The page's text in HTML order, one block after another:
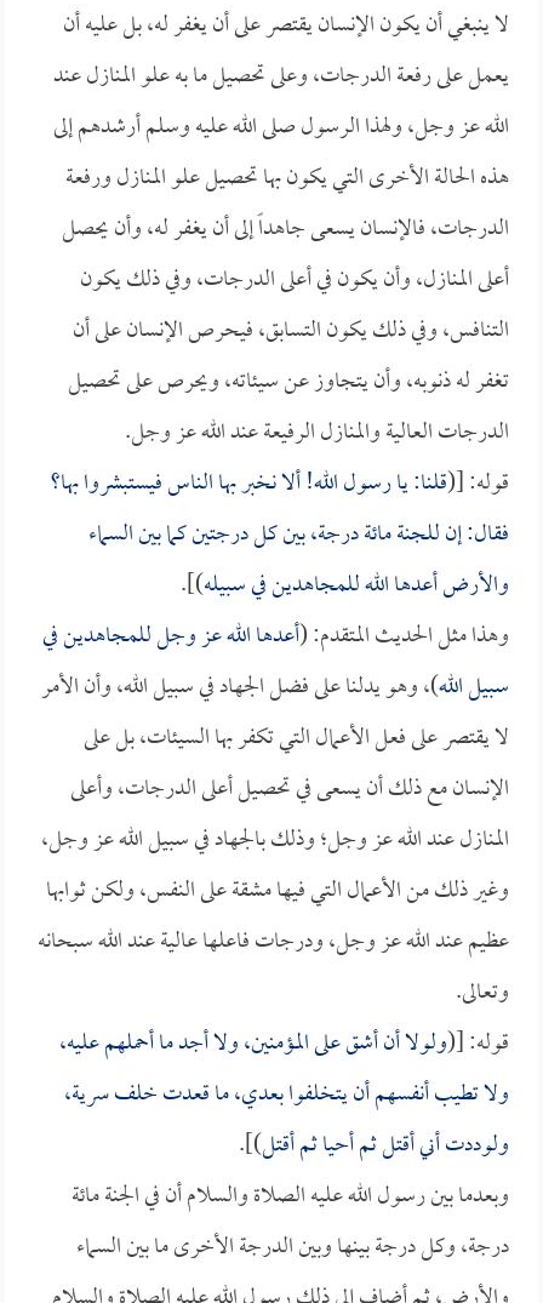
لا ينبغي أن يكون الإنسان يقتصر على أن يغفر له، بل عليه أن
يعمل على رفعة الدرجات، وعلى تحصيل ما به علو المنازل عند
الله عز وجل، ولهذا الرسول صلى الله عليه وسلم أرشدهم إلى
هذه الحالة الأخرى التي يكون بها تحصيل علو المنازل ورفعة
الدرجات، فالإنسان يسعى جاهداً إلى أن يغفر له، وأن يحصل
أعلى المنازل، وأن يكون في أعلى الدرجات، وفي ذلك يكون
التنافس، وفي ذلك يكون التسابق، فيحرص الإنسان على أن
تغفر له ذنوبه، وأن يتجاوز عن سيئاته، ويحرص على تحصيل
الدرجات العالية والمنازل الرفيعة عند الله عز وجل.
قوله: [(قلنا: يا رسول الله! ألا نخبر بها الناس فيستبشروا بها؟
فقال: إن للجنة مائة درجة، بين كل درجتين كما بين السماء
والأرض أعدها الله للمجاهدين في سبيله)].
وهذا مثل الحديث المتقدم: (أعدها الله عز وجل للمجاهدين في
سبيل الله)، وهو يدلنا على فضل الجهاد في سبيل الله، وأن الأمر
لا يقتصر على فعل الأعمال التي تكفر بها السيئات، بل على
الإنسان مع ذلك أن يسعى في تحصيل أعلى الدرجات، وأعلى
المنازل عند الله عز وجل؛ وذلك بالجهاد في سبيل الله عز وجل،
وغير ذلك من الأعمال التي فيها مشقة على النفس، ولكن ثوابها
عظيم عند الله عز وجل، ودرجات فاعلها عالية عند الله سبحانه
وتعالى.
قوله: [(ولولا أن أشق على المؤمنين، ولا أجد ما أحملهم عليه،
ولا تطيب أنفسهم أن يتخلفوا بعدي، ما قعدت خلف سرية،
ولوددت أني أقتل ثم أحيا ثم أقتل)].
وبعدما بين رسول الله عليه الصلاة والسلام أن في الجنة مائة
درجة، وكل درجة بينها وبين الدرجة الأخرى ما بين السماء